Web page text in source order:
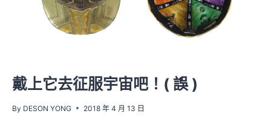
出
帽
款
戴上它去征服宇宙吧！( 誤 )
By DESON YONG 2018 年 4 月 13 日